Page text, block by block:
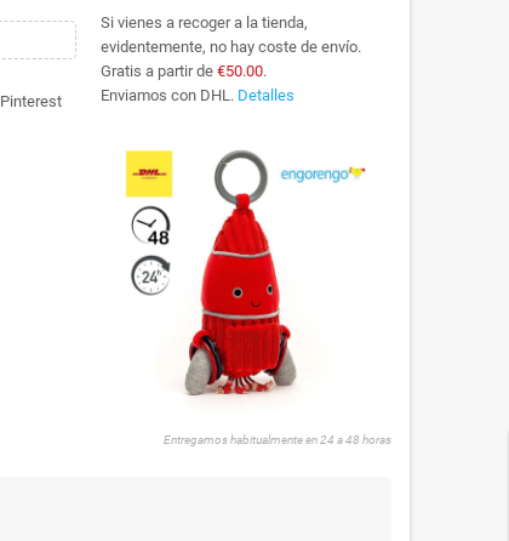
Pinterest
Si vienes a recoger a la tienda,
evidentemente, no hay coste de envío.
Gratis a partir de €50.00.
Enviamos con DHL. Detalles
Entregamos habitualmente en 24 a 48 horas